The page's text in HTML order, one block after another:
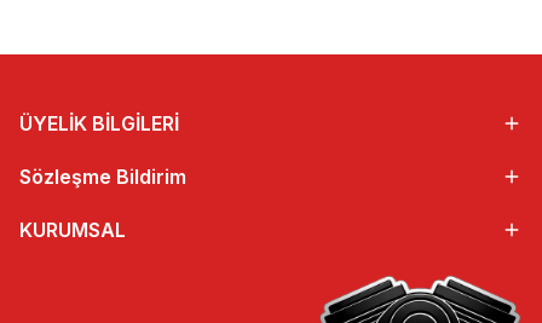
ÜYELİK BİLGİLERİ
Sözleşme Bildirim
KURUMSAL